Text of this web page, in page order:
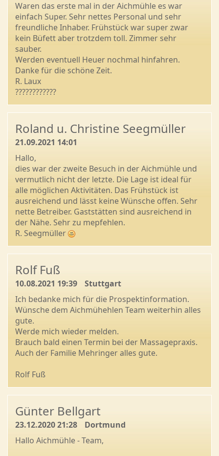
Waren das erste mal in der Aichmühle es war
einfach Super. Sehr nettes Personal und sehr
freundliche Inhaber. Frühstück war super zwar
kein Büfett aber trotzdem toll. Zimmer sehr
sauber.
Werden eventuell Heuer nochmal hinfahren.
Danke für die schöne Zeit.
R. Laux
????????????
Roland u. Christine Seegmüller
21.09.2021 14:01
Hallo,
dies war der zweite Besuch in der Aichmühle und
vermutlich nicht der letzte. Die Lage ist ideal für
alle möglichen Aktivitäten. Das Frühstück ist
ausreichend und lässt keine Wünsche offen. Sehr
nette Betreiber. Gaststätten sind ausreichend in
der Nähe. Sehr zu mepfehlen.
R. Seegmüller
Rolf Fuß
10.08.2021 19:39
Stuttgart
Ich bedanke mich für die Prospektinformation.
Wünsche dem Aichmühehlen Team weiterhin alles
gute.
Werde mich wieder melden.
Brauch bald einen Termin bei der Massagepraxis.
Auch der Familie Mehringer alles gute.
Rolf Fuß
Günter Bellgart
23.12.2020 21:28
Dortmund
Hallo Aichmühle - Team,